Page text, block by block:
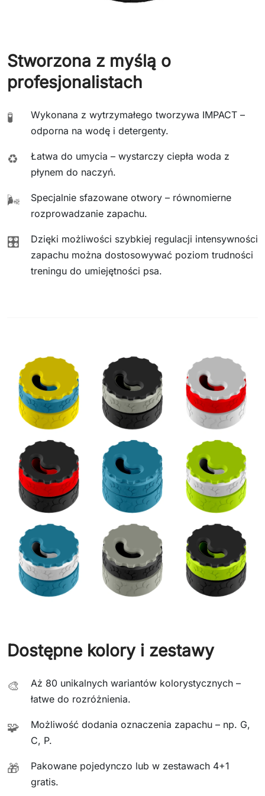
Stworzona z myślą o
profesjonalistach
🧪
Wykonana z wytrzymałego tworzywa IMPACT –
odporna na wodę i detergenty.
♻️
Łatwa do umycia – wystarczy ciepła woda z
płynem do naczyń.
🌬️
Specjalnie sfazowane otwory – równomierne
rozprowadzanie zapachu.
🎛️
Dzięki możliwości szybkiej regulacji intensywności
zapachu można dostosowywać poziom trudności
treningu do umiejętności psa.
Dostępne kolory i zestawy
🎨
Aż 80 unikalnych wariantów kolorystycznych –
łatwe do rozróżnienia.
🧩
Możliwość dodania oznaczenia zapachu – np. G,
C, P.
🎁
Pakowane pojedynczo lub w zestawach 4+1
gratis.